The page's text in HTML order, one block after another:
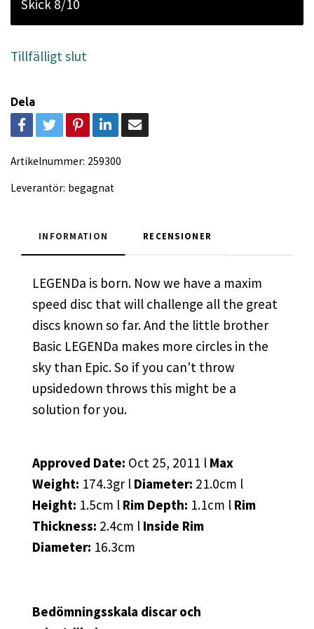
Skick 8/10
Tillfälligt slut
Dela
Artikelnummer: 259300
Leverantör: begagnat
INFORMATION RECENSIONER
LEGENDa is born. Now we have a maxim
speed disc that will challenge all the great
discs known so far. And the little brother
Basic LEGENDa makes more circles in the
sky than Epic. So if you can't throw
upsidedown throws this might be a
solution for you.
Approved Date: Oct 25, 2011 l Max
Weight: 174.3gr l Diameter: 21.0cm l
Height: 1.5cm l Rim Depth: 1.1cm l Rim
Thickness: 2.4cm l Inside Rim
Diameter: 16.3cm
Bedömningsskala discar och